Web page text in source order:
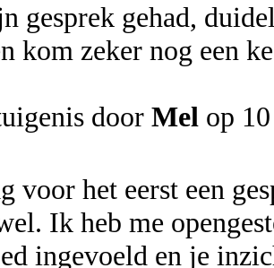
gesprek gehad,
kom zeker nog een
door Mel op
voor het eerst een
Ik heb me
ingevoeld en je